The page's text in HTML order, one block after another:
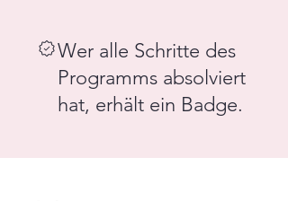
Wer alle Schritte des
Programms absolviert
hat, erhält ein Badge.